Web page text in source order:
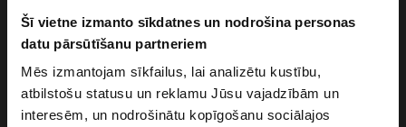
Šī vietne izmanto sīkdatnes un nodrošina personas
datu pārsūtīšanu partneriem
Mēs izmantojam sīkfailus, lai analizētu kustību,
atbilstošu statusu un reklamu Jūsu vajadzībām un
interesēm, un nodrošinātu kopīgošanu sociālajos